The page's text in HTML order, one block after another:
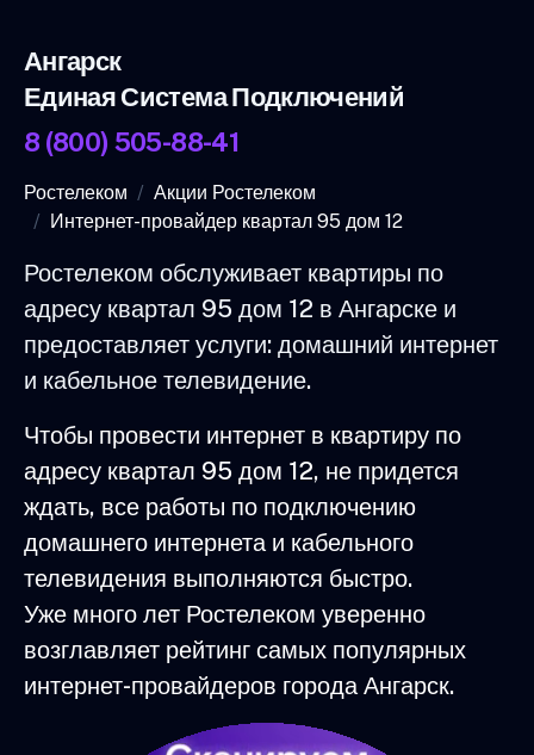
Ангарск
Единая Система Подключений
8 (800) 505-88-41
Ростелеком
Акции Ростелеком
Интернет-провайдер квартал 95 дом 12
Ростелеком обслуживает квартиры по
адресу квартал 95 дом 12 в Ангарске и
предоставляет услуги: домашний интернет
и кабельное телевидение.
Чтобы провести интернет в квартиру по
адресу квартал 95 дом 12, не придется
ждать, все работы по подключению
домашнего интернета и кабельного
телевидения выполняются быстро.
Уже много лет Ростелеком уверенно
возглавляет рейтинг самых популярных
интернет-провайдеров города Ангарск.